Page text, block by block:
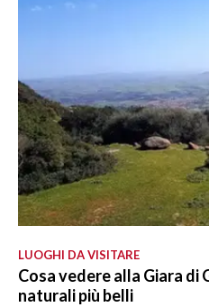
LUOGHI DA VISITARE
Cosa vedere alla Giara di
naturali più belli